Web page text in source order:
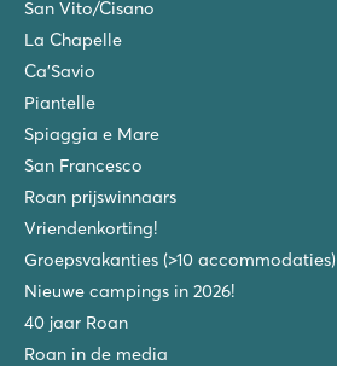
San Vito/Cisano
La Chapelle
Ca'Savio
Piantelle
Spiaggia e Mare
San Francesco
Roan prijswinnaars
Vriendenkorting!
Groepsvakanties (>10 accommodaties)
Nieuwe campings in 2026!
40 jaar Roan
Roan in de media